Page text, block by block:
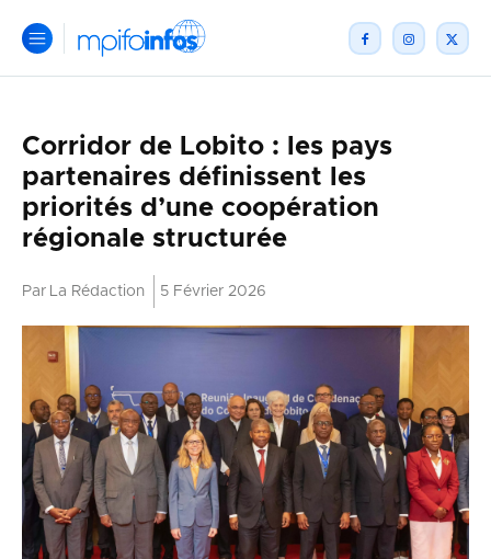
Corridor de Lobito : les pays
partenaires définissent les
priorités d’une coopération
régionale structurée
Par La Rédaction 5 Février 2026